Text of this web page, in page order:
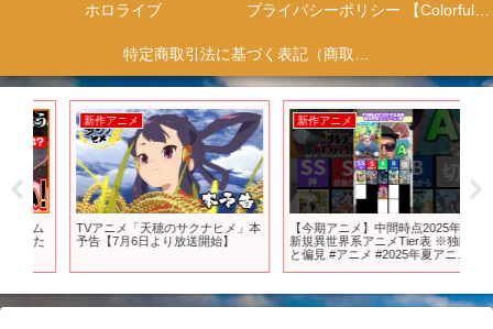
ホロライブ プライバシーポリシー 【Colorful Creation】
特定商取引法に基づく表記（商取引に関する開示）
新作アニメ
TVアニメ「天穂のサクナヒメ」本
予告【7月6日より放送開始】
新作アニメ
【今期アニメ】中間時点2025年夏
新規異世界系アニメTier表 ※独断
と偏見 #アニメ #2025年夏アニメ